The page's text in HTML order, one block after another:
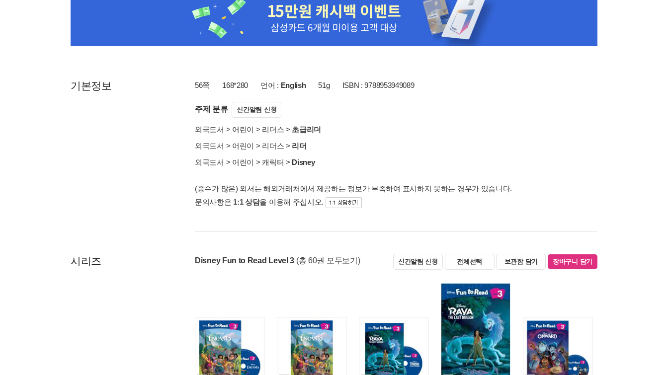
기본정보 56쪽 168*280 언어 : English 51g ISBN : 9788953949089
주제 분류 신간알림 신청
외국도서 > 어린이 > 리더스 > 초급리더
외국도서 > 어린이 > 리더스 > 리더
외국도서 > 어린이 > 캐릭터 > Disney
(종수가 많은) 외서는 해외거래처에서 제공하는 정보가 부족하여 표시하지 못하는 경우가 있습니다.
문의사항은 1:1 상담을 이용해 주십시오.
시리즈 Disney Fun to Read Level 3 (총 60권 모두보기) 신간알림 신청 전체선택 보관함 담기 장바구니 담기